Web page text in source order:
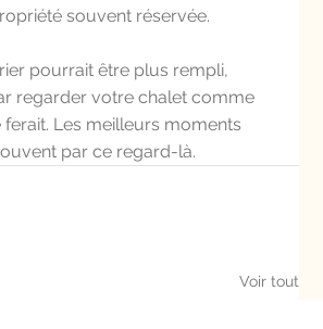
souvent réservée.
pourrait être plus rempli,
regarder votre chalet comme
Les meilleurs moments
par ce regard-là.
Voir tout